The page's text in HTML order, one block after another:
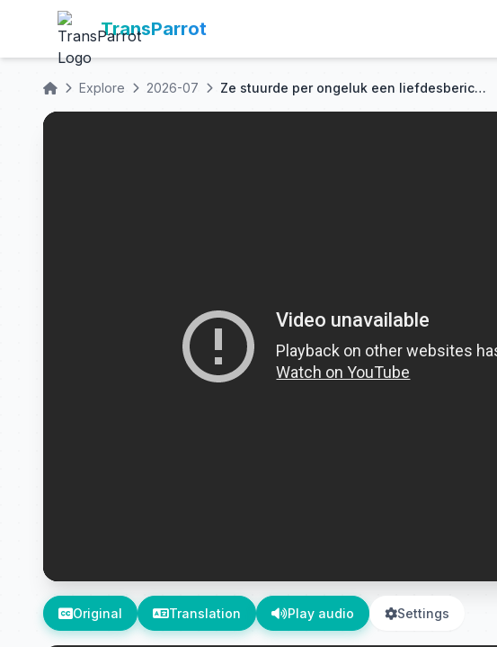
TransParrot
Explore 2026-07 Ze stuurde per ongeluk een liefdesberichtje naar haar ex, en een uur later stond de machtige CEO voor de deur!
Original Translation Play audio Settings